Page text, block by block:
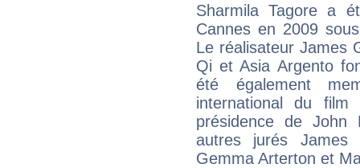
Sharmila Tagore a
Cannes en 2009
Le réalisateur James
Qi et Asia Argento
été également
international du
présidence de John
autres jurés James
Gemma Arterton et